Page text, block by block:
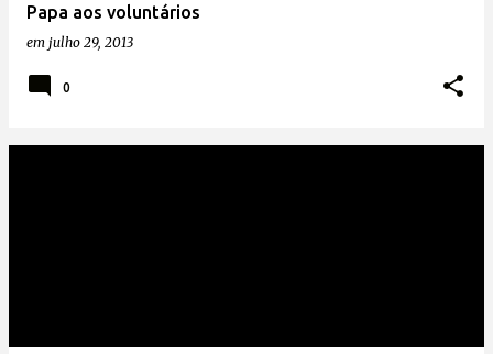
Papa aos voluntários
em julho 29, 2013
0